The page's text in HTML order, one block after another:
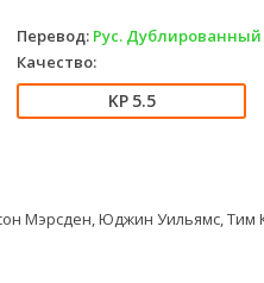
Перевод: Рус. Дублированный
Качество:
5.5
Мэрсден, Юджин Уильямс, Тим